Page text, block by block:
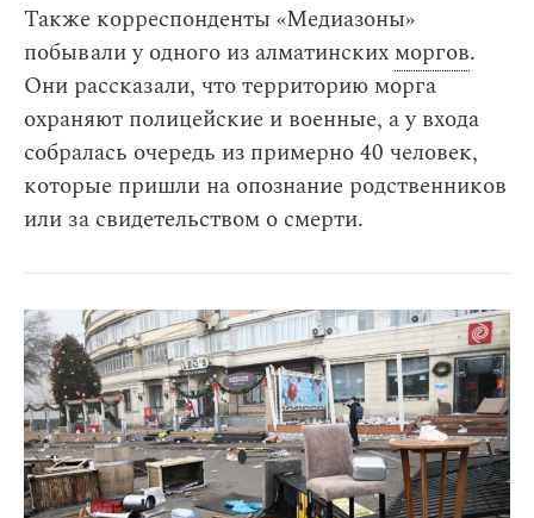
Также корреспонденты «Медиазоны»
побывали у одного из алматинских моргов.
Они рассказали, что территорию морга
охраняют полицейские и военные, а у входа
собралась очередь из примерно 40 человек,
которые пришли на опознание родственников
или за свидетельством о смерти.